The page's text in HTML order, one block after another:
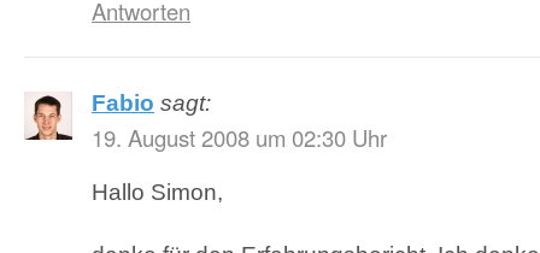
Antworten
Fabio sagt:
19. August 2008 um 02:30 Uhr
Hallo Simon,